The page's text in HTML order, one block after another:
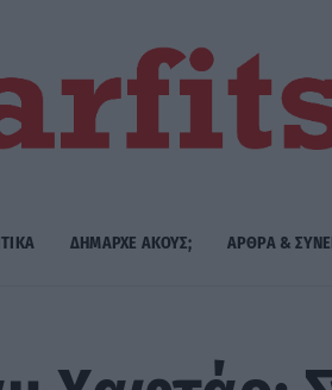
ΔΗΜΑΡΧE ΑΚΟΥΣ; ΑΡΘΡΑ &